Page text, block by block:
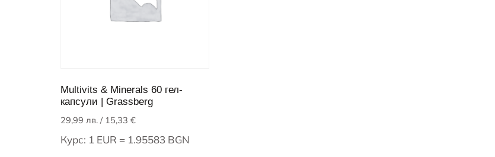
Multivits & Minerals 60 гел-
капсули | Grassberg
29,99 лв. / 15,33 €
Курс: 1 EUR = 1.95583 BGN